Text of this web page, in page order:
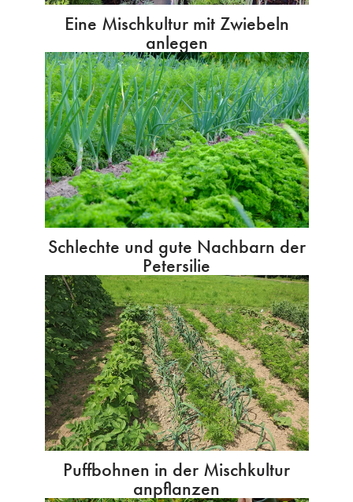
Eine Mischkultur mit Zwiebeln
anlegen
Schlechte und gute Nachbarn der
Petersilie
Puffbohnen in der Mischkultur
anpflanzen